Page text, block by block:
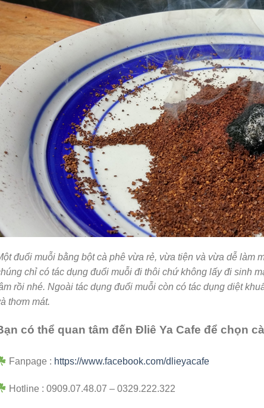
đuổi muỗi bằng bột cà phê vừa rẻ, vừa tiện và vừa dễ làm
chỉ có tác dụng đuổi muỗi đi thôi chứ không lấy đi sinh
rồi nhé. Ngoài tác dụng đuổi muỗi còn có tác dụng diệt
thơm mát.
có thể quan tâm đến Đliê Ya Cafe để chọn
Fanpage : https://www.facebook.com/dlieyacafe
Hotline : 0909.07.48.07 – 0329.222.322